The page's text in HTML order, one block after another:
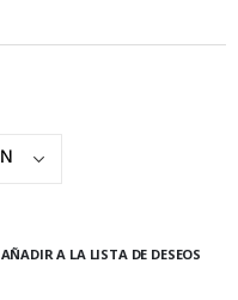
AÑADIR A LA LISTA DE DESEOS